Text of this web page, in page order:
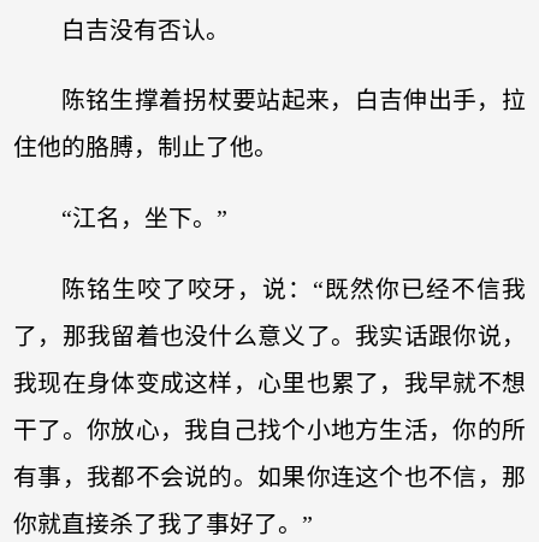
白吉没有否认。
陈铭生撑着拐杖要站起来，白吉伸出手，拉
住他的胳膊，制止了他。
“江名，坐下。”
陈铭生咬了咬牙，说：“既然你已经不信我
了，那我留着也没什么意义了。我实话跟你说，
我现在身体变成这样，心里也累了，我早就不想
干了。你放心，我自己找个小地方生活，你的所
有事，我都不会说的。如果你连这个也不信，那
你就直接杀了我了事好了。”